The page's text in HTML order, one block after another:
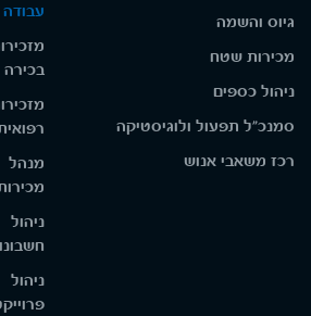
גיוס והשמה
מכירות שטח
ניהול כספים
סמנכ"ל תפעול ולוגיסטיקה
רכז משאבי אנוש
עבודה
בכירה
מנהל
ניהול
ניהול